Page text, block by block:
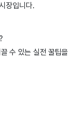
장입니다.
수 있는 실전 꿀팁